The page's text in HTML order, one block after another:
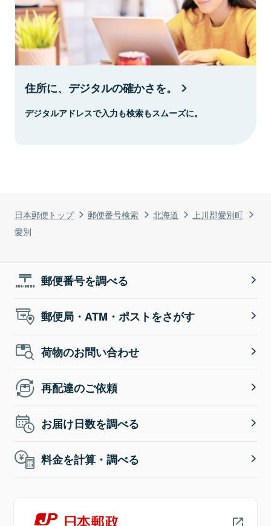
日本郵便トップ 郵便番号検索 北海道
上川郡愛別町
愛別
住所に、デジタルの確かさを。
デジタルアドレスで入力も検索もスムーズに。
郵便番号を調べる
郵便局・ATM・ポストをさがす
荷物のお問い合わせ
再配達のご依頼
お届け日数を調べる
料金を計算・調べる